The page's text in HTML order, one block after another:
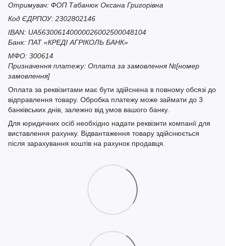
Отримувач: ФОП Табанюк Оксана Григорівна
Код ЄДРПОУ: 2302802146
IBAN: UA563006140000026002500048104
Банк: ПАТ «КРЕДІ АГРІКОЛЬ БАНК»
МФО: 300614
Призначення платежу: Оплата за замовлення №[номер
замовлення]
Оплата за реквізитами має бути здійснена в повному обсязі до
відправлення товару. Обробка платежу може займати до 3
банківських днів, залежно від умов вашого банку.
Для юридичних осіб необхідно надати реквізити компанії для
виставлення рахунку. Відвантаження товару здійснюється
після зарахування коштів на рахунок продавця.